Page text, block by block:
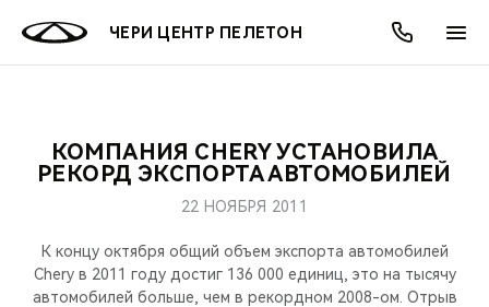
ЧЕРИ ЦЕНТР ПЕЛЕТОН
МОДЕЛИ
КРОССОВЕРЫ
ПОКУПАТЕЛЯМ
КРЕДИТ И СТРАХОВАНИЕ
ВЛАДЕЛЬЦАМ
ЗАПЧАСТИ И АКСЕССУАРЫ
МИР CHERY
О БРЕНДЕ
АКЦИИ
ОНЛАЙН СЕРВИСЫ
КРЕДИТ
О КОМПАНИИ
МЫ В СОЦСЕТЯХ
КОМПАНИЯ CHERY УСТАНОВИЛА
РЕКОРД ЭКСПОРТА АВТОМОБИЛЕЙ
22 НОЯБРЯ 2011
К концу октября общий объем экспорта автомобилей
Chery в 2011 году достиг 136 000 единиц, это на тысячу
автомобилей больше, чем в рекордном 2008-ом. Отрыв